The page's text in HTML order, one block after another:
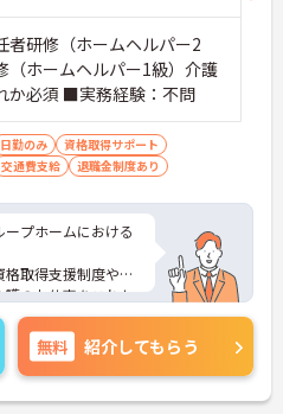
研修（ホームヘルパー2
（ホームヘルパー1級）介護
か必須 ■実務経験：不問
日勤のみ
資格取得サポート
交通費支給 退職金制度あり
プホームにおける
取得支援制度や研
のお仕事をこれか
、フロアごとに担
入居者様を限定す
も力を入れていま
く安心して働ける
無料 紹介してもらう